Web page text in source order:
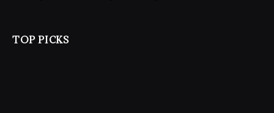
TOP PICKS